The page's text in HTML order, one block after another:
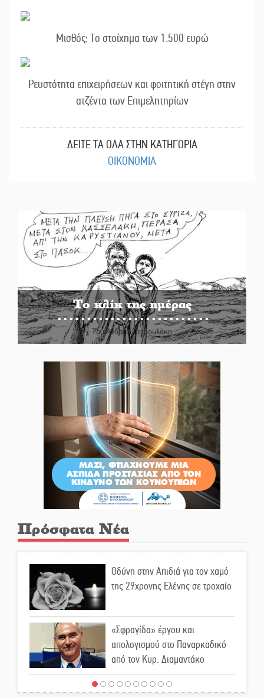
Μισθός: Το στοίχημα των 1.500 ευρώ
Ρευστότητα επιχειρήσεων και φοιτητική στέγη στην
ατζέντα των Επιμελητηρίων
ΔΕΙΤΕ ΤΑ ΟΛΑ ΣΤΗΝ ΚΑΤΗΓΟΡΙΑ
ΟΙΚΟΝΟΜΙΑ
Το κλίκ της ημέρας
Του Ανδρέα Πετρουλάκη
Πρόσφατα Νέα
Οδύνη στην Απιδιά για τον χαμό
της 29χρονης Ελένης σε τροχαίο
«Σφραγίδα» έργου και
απολογισμού στο Παναρκαδικό
από τον Κυρ. Διαμαντάκο
Μια «χρυσή» ελαιοκομική